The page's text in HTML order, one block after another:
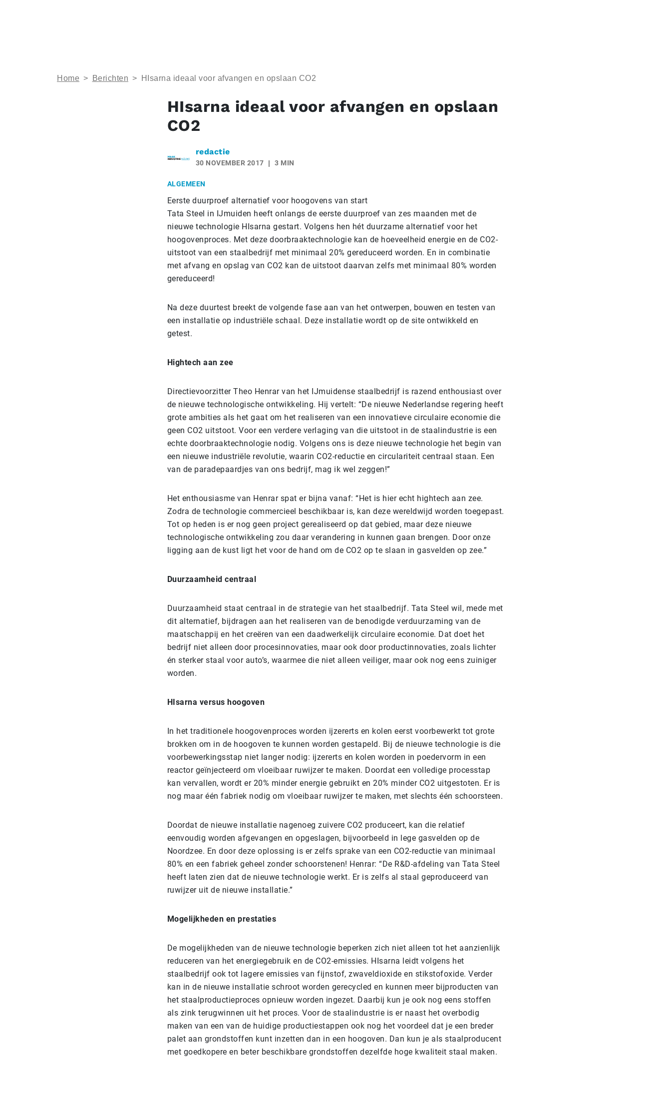
Home > Berichten > HIsarna ideaal voor afvangen en opslaan CO2
HIsarna ideaal voor afvangen en opslaan
CO2
redactie
30 NOVEMBER 2017 3 MIN
ALGEMEEN
Eerste duurproef alternatief voor hoogovens van start
Tata Steel in IJmuiden heeft onlangs de eerste duurproef van zes maanden met de
nieuwe technologie HIsarna gestart. Volgens hen hét duurzame alternatief voor het
hoogovenproces. Met deze doorbraaktechnologie kan de hoeveelheid energie en de CO2-
uitstoot van een staalbedrijf met minimaal 20% gereduceerd worden. En in combinatie
met afvang en opslag van CO2 kan de uitstoot daarvan zelfs met minimaal 80% worden
gereduceerd!
Na deze duurtest breekt de volgende fase aan van het ontwerpen, bouwen en testen van
een installatie op industriële schaal. Deze installatie wordt op de site ontwikkeld en
getest.
Hightech aan zee
Directievoorzitter Theo Henrar van het IJmuidense staalbedrijf is razend enthousiast over
de nieuwe technologische ontwikkeling. Hij vertelt: “De nieuwe Nederlandse regering heeft
grote ambities als het gaat om het realiseren van een innovatieve circulaire economie die
geen CO2 uitstoot. Voor een verdere verlaging van die uitstoot in de staalindustrie is een
echte doorbraaktechnologie nodig. Volgens ons is deze nieuwe technologie het begin van
een nieuwe industriële revolutie, waarin CO2-reductie en circulariteit centraal staan. Een
van de paradepaardjes van ons bedrijf, mag ik wel zeggen!”
Het enthousiasme van Henrar spat er bijna vanaf: “Het is hier echt hightech aan zee.
Zodra de technologie commercieel beschikbaar is, kan deze wereldwijd worden toegepast.
Tot op heden is er nog geen project gerealiseerd op dat gebied, maar deze nieuwe
technologische ontwikkeling zou daar verandering in kunnen gaan brengen. Door onze
ligging aan de kust ligt het voor de hand om de CO2 op te slaan in gasvelden op zee.”
Duurzaamheid centraal
Duurzaamheid staat centraal in de strategie van het staalbedrijf. Tata Steel wil, mede met
dit alternatief, bijdragen aan het realiseren van de benodigde verduurzaming van de
maatschappij en het creëren van een daadwerkelijk circulaire economie. Dat doet het
bedrijf niet alleen door procesinnovaties, maar ook door productinnovaties, zoals lichter
én sterker staal voor auto’s, waarmee die niet alleen veiliger, maar ook nog eens zuiniger
worden.
HIsarna versus hoogoven
In het traditionele hoogovenproces worden ijzererts en kolen eerst voorbewerkt tot grote
brokken om in de hoogoven te kunnen worden gestapeld. Bij de nieuwe technologie is die
voorbewerkingsstap niet langer nodig: ijzererts en kolen worden in poedervorm in een
reactor geïnjecteerd om vloeibaar ruwijzer te maken. Doordat een volledige processtap
kan vervallen, wordt er 20% minder energie gebruikt en 20% minder CO2 uitgestoten. Er is
nog maar één fabriek nodig om vloeibaar ruwijzer te maken, met slechts één schoorsteen.
Doordat de nieuwe installatie nagenoeg zuivere CO2 produceert, kan die relatief
eenvoudig worden afgevangen en opgeslagen, bijvoorbeeld in lege gasvelden op de
Noordzee. En door deze oplossing is er zelfs sprake van een CO2-reductie van minimaal
80% en een fabriek geheel zonder schoorstenen! Henrar: “De R&D-afdeling van Tata Steel
heeft laten zien dat de nieuwe technologie werkt. Er is zelfs al staal geproduceerd van
ruwijzer uit de nieuwe installatie.”
Mogelijkheden en prestaties
De mogelijkheden van de nieuwe technologie beperken zich niet alleen tot het aanzienlijk
reduceren van het energiegebruik en de CO2-emissies. HIsarna leidt volgens het
staalbedrijf ook tot lagere emissies van fijnstof, zwaveldioxide en stikstofoxide. Verder
kan in de nieuwe installatie schroot worden gerecycled en kunnen meer bijproducten van
het staalproductieproces opnieuw worden ingezet. Daarbij kun je ook nog eens stoffen
als zink terugwinnen uit het proces. Voor de staalindustrie is er naast het overbodig
maken van een van de huidige productiestappen ook nog het voordeel dat je een breder
palet aan grondstoffen kunt inzetten dan in een hoogoven. Dan kun je als staalproducent
met goedkopere en beter beschikbare grondstoffen dezelfde hoge kwaliteit staal maken.